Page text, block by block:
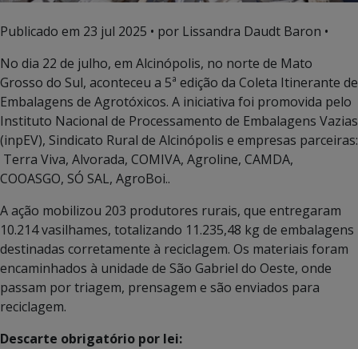
Publicado em 23 jul 2025 • por Lissandra Daudt Baron •
No dia 22 de julho, em Alcinópolis, no norte de Mato
Grosso do Sul, aconteceu a 5ª edição da Coleta Itinerante de
Embalagens de Agrotóxicos. A iniciativa foi promovida pelo
Instituto Nacional de Processamento de Embalagens Vazias
(inpEV), Sindicato Rural de Alcinópolis e empresas parceiras:
Terra Viva, Alvorada, COMIVA, Agroline, CAMDA,
COOASGO, SÓ SAL, AgroBoi..
A ação mobilizou 203 produtores rurais, que entregaram
10.214 vasilhames, totalizando 11.235,48 kg de embalagens
destinadas corretamente à reciclagem. Os materiais foram
encaminhados à unidade de São Gabriel do Oeste, onde
passam por triagem, prensagem e são enviados para
reciclagem.
Descarte obrigatório por lei: